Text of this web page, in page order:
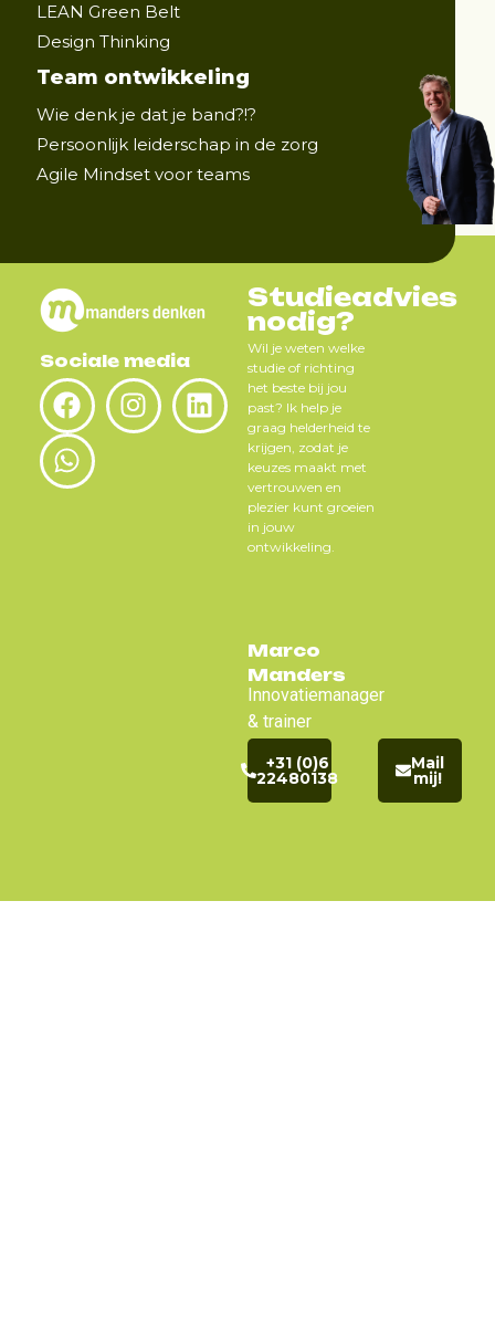
LEAN Green Belt
Design Thinking
Team ontwikkeling
Wie denk je dat je band?!?
Persoonlijk leiderschap in de zorg
Agile Mindset voor teams
Sociale media
Studieadvies
nodig?
Wil je weten welke
studie of richting
het beste bij jou
past? Ik help je
graag helderheid te
krijgen, zodat je
keuzes maakt met
vertrouwen en
plezier kunt groeien
in jouw
ontwikkeling.
Marco
Manders
Innovatiemanager
& trainer
+31 (0)6
22480138
Mail
mij!